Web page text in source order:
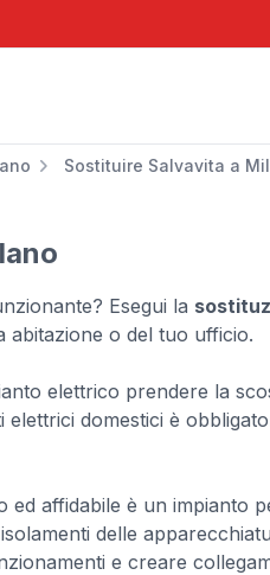
Sostituire Salvavita a
Esegui la
abitazione o del tuo ufficio.
elettrico prendere la
elettrici domestici è
ed affidabile è un impianto
delle
e creare